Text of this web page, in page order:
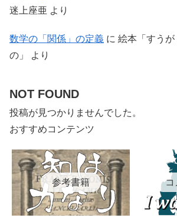
迷上座亜 より
数学の「関係」の定義 に 絵本「すうが
の」
より
NOT FOUND
投稿が見つかりませんでした。
おすすめコンテンツ
参考書籍 コ